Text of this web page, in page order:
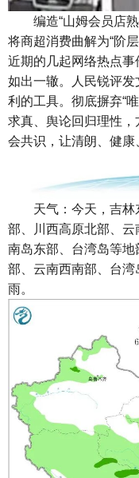
编造“山姆会员店熟
将商超消费曲解为“阶
近期的几起网络热点
如出一辙。人民锐评
利的工具。彻底摒弃“
求真、舆论回归理性
会共识，让清朗、健康
天气：今天，吉林
部、川西高原北部、
南岛东部、台湾岛等
部、云南西南部、台
雨。